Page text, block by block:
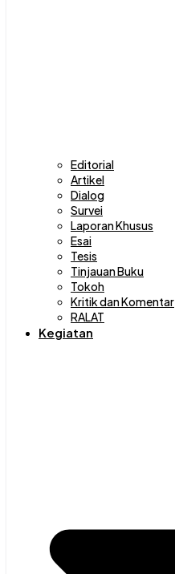
Editorial
Artikel
Dialog
Survei
Laporan Khusus
Esai
Tesis
Tinjauan Buku
Tokoh
Kritik dan Komentar
RALAT
Kegiatan